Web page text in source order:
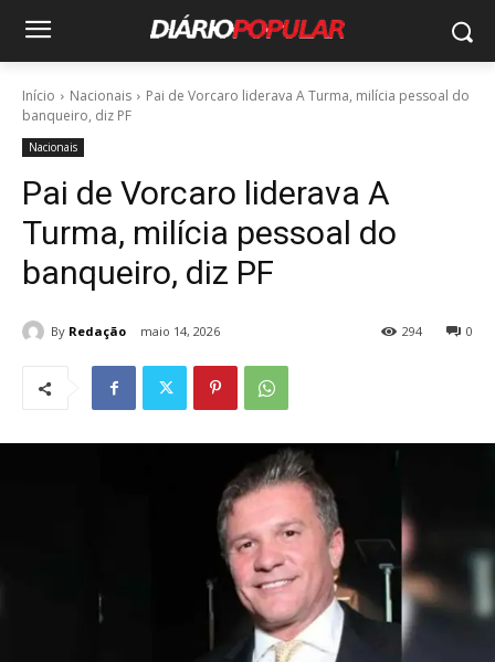
Início Nacionais
Pai de Vorcaro liderava A Turma, milícia pessoal do
banqueiro, diz PF
Nacionais
Pai de Vorcaro liderava A
Turma, milícia pessoal do
banqueiro, diz PF
By Redação maio 14, 2026 0
294